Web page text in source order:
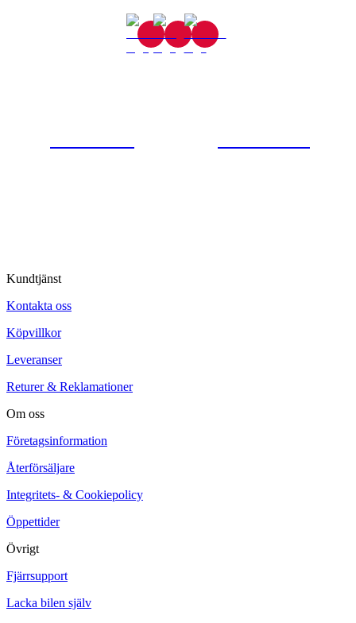
Kundtjänst
Kontakta oss
Köpvillkor
Leveranser
Returer & Reklamationer
Om oss
Företagsinformation
Återförsäljare
Integritets- & Cookiepolicy
Öppettider
Övrigt
Fjärrsupport
Lacka bilen själv